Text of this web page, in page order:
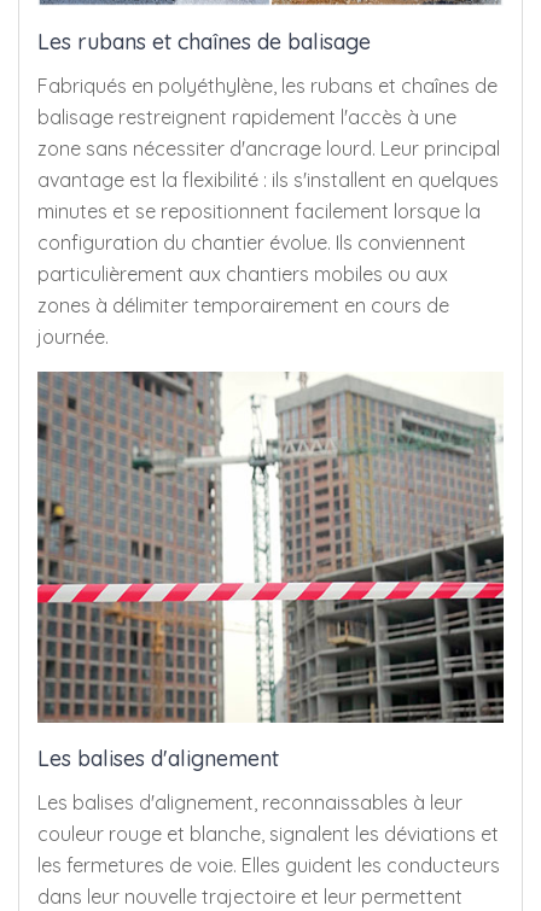
Les rubans et chaînes de balisage
Fabriqués en polyéthylène, les rubans et chaînes de
balisage restreignent rapidement l'accès à une
zone sans nécessiter d'ancrage lourd. Leur principal
avantage est la flexibilité : ils s'installent en quelques
minutes et se repositionnent facilement lorsque la
configuration du chantier évolue. Ils conviennent
particulièrement aux chantiers mobiles ou aux
zones à délimiter temporairement en cours de
journée.
Les balises d'alignement
Les balises d'alignement, reconnaissables à leur
couleur rouge et blanche, signalent les déviations et
les fermetures de voie. Elles guident les conducteurs
dans leur nouvelle trajectoire et leur permettent